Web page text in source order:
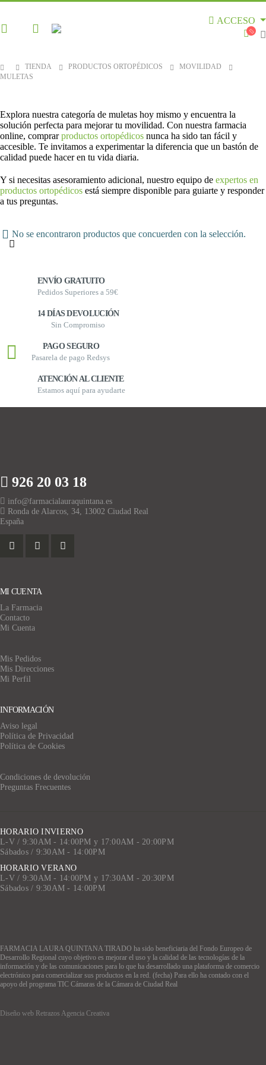
ACCESO
TIENDA PRODUCTOS ORTOPÉDICOS
MOVILIDAD
MULETAS
Explora nuestra categoría de muletas hoy mismo y encuentra la
solución perfecta para mejorar tu movilidad. Con nuestra farmacia
online, comprarproductos ortopédicos nunca ha sido tan fácil y
accesible. Te invitamos a experimentar la diferencia que un bastón de
calidad puede hacer en tu vida diaria.
Y si necesitas asesoramiento adicional, nuestro equipo de expertos en
productos ortopédicos está siempre disponible para guiarte y responder
a tus preguntas.
No se encontraron productos que concuerden con la selección.
ENVÍO GRATUITO
Pedidos Superiores a 59€
14 DÍAS DEVOLUCIÓN
Sin Compromiso
PAGO SEGURO
Pasarela de pago Redsys
ATENCIÓN AL CLIENTE
Estamos aquí para ayudarte
926 20 03 18
info@farmacialauraquintana.es
Ronda de Alarcos, 34, 13002 Ciudad Real
España
MI CUENTA
La Farmacia
Contacto
Mi Cuenta
Mis Pedidos
Mis Direcciones
Mi Perfil
INFORMACIÓN
Aviso legal
Política de Privacidad
Política de Cookies
Condiciones de devolución
Preguntas Frecuentes
HORARIO INVIERNO
L-V / 9:30AM - 14:00PM y 17:00AM - 20:00PM
Sábados / 9:30AM - 14:00PM
HORARIO VERANO
L-V / 9:30AM - 14:00PM y 17:30AM - 20:30PM
Sábados / 9:30AM - 14:00PM
FARMACIA LAURA QUINTANA TIRADO ha sido beneficiaria del Fondo Europeo de
Desarrollo Regional cuyo objetivo es mejorar el uso y la calidad de las tecnologías de la
información y de las comunicaciones para lo que ha desarrollado una plataforma de comercio
electrónico para comercializar sus productos en la red. (fecha) Para ello ha contado con el
apoyo del programa TIC Cámaras de la Cámara de Ciudad Real
Diseño web Retrazos Agencia Creativa